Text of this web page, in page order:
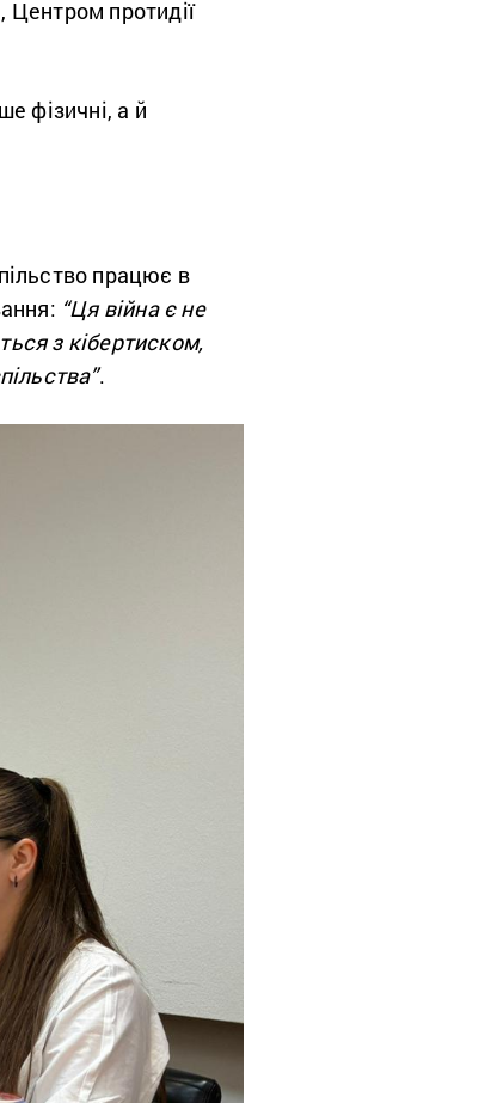
протидії
фізичні, а й
працює в
“Ця війна є не
з кібертиском,
.